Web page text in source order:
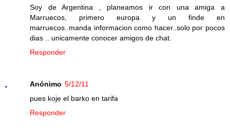
Soy de Argentina , planeamos ir con una amiga a
Marruecos, primero europa y un finde en
marruecos..manda informacion como hacer..solo por pocos
dias .. unicamente conocer amigos de chat.
Responder
Anónimo 5/12/11
pues koje el barko en tarifa
Responder